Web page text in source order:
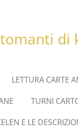
di
LETTURA CARTE
TURNI
E LE